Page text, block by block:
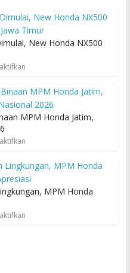
New Honda NX500
MPM Honda Jatim,
MPM Honda